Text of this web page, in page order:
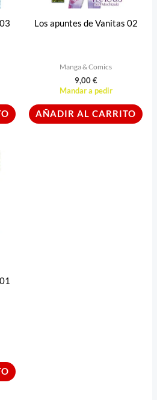
Los apuntes de Vanitas 02
Manga & Comics
9,00€
Mandar a pedir
AÑADIR AL CARRITO